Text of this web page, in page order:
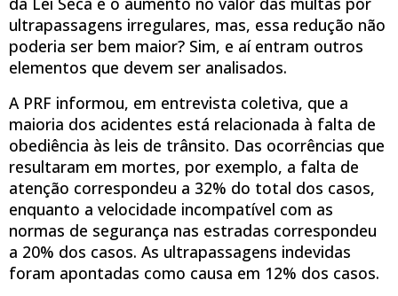
ultrapassagens irregulares, mas, essa redução não
poderia ser bem maior? Sim, e aí entram outros
elementos que devem ser analisados.
A PRF informou, em entrevista coletiva, que a
maioria dos acidentes está relacionada à falta de
obediência às leis de trânsito. Das ocorrências que
resultaram em mortes, por exemplo, a falta de
atenção correspondeu a 32% do total dos casos,
enquanto a velocidade incompatível com as
normas de segurança nas estradas correspondeu
a 20% dos casos. As ultrapassagens indevidas
foram apontadas como causa em 12% dos casos.